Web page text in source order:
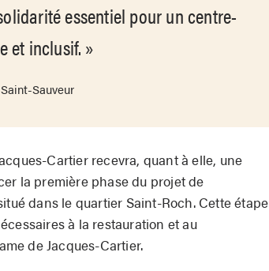
essentiel pour un centre-
et inclusif.
Sauveur
Cartier recevra, quant à elle, une
la première phase du projet de
dans le quartier Saint-Roch. Cette étape
à la restauration et au
de Jacques-Cartier.